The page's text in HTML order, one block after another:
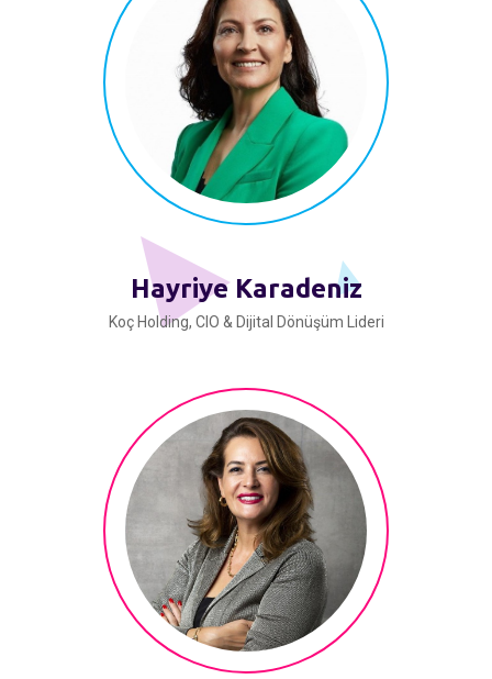
Hayriye Karadeniz
Koç Holding, CIO & Dijital Dönüşüm Lideri